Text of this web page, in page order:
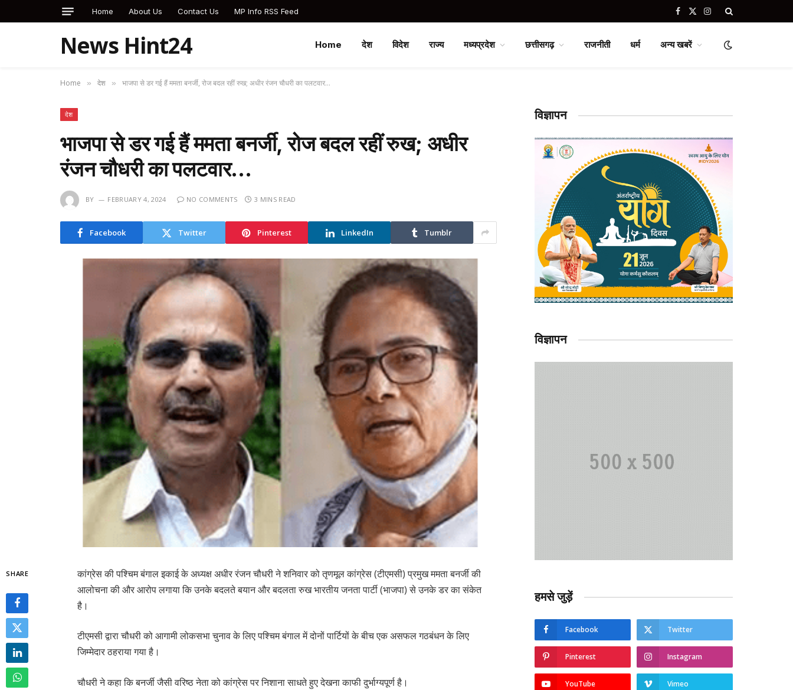
Home About Us Contact Us MP Info RSS Feed Facebook
X
Instagram
News Hint24 Home देश विदेश राज्य मध्यप्रदेश छत्तीसगढ़ राजनीती धर्म अन्य खबरें
Home » देश » भाजपा से डर गई हैं ममता बनर्जी, रोज बदल रहीं रुख; अधीर रंजन चौधरी का पलटवार…
देश
भाजपा से डर गई हैं ममता बनर्जी, रोज बदल रहीं रुख; अधीर
रंजन चौधरी का पलटवार…
BY FEBRUARY 4, 2024 NO COMMENTS 3 MINS READ
Facebook Twitter Pinterest LinkedIn Tumblr
SHARE
कांग्रेस की पश्चिम बंगाल इकाई के अध्यक्ष अधीर रंजन चौधरी ने शनिवार को तृणमूल कांग्रेस (टीएमसी) प्रमुख ममता बनर्जी की
आलोचना की और आरोप लगाया कि उनके बदलते बयान और बदलता रुख भारतीय जनता पार्टी (भाजपा) से उनके डर का संकेत
है।
टीएमसी द्वारा चौधरी को आगामी लोकसभा चुनाव के लिए पश्चिम बंगाल में दोनों पार्टियों के बीच एक असफल गठबंधन के लिए
जिम्मेदार ठहराया गया है।
चौधरी ने कहा कि बनर्जी जैसी वरिष्ठ नेता को कांग्रेस पर निशाना साधते हुए देखना काफी दुर्भाग्यपूर्ण है।
विज्ञापन
विज्ञापन
हमसे जुड़ें
Facebook Twitter
Pinterest Instagram
YouTube Vimeo